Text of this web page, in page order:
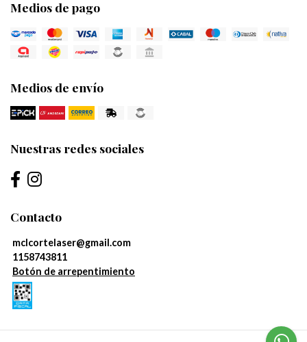
Medios de pago
Medios de envío
Nuestras redes sociales
Contacto
mclcortelaser@gmail.com
1158743811
Botón de arrepentimiento